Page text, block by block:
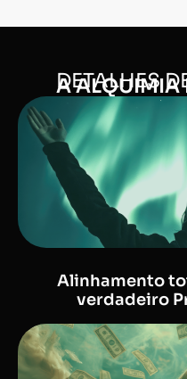
DETALHES
A ALQUIMIA
Alinhamento
verdadeiro